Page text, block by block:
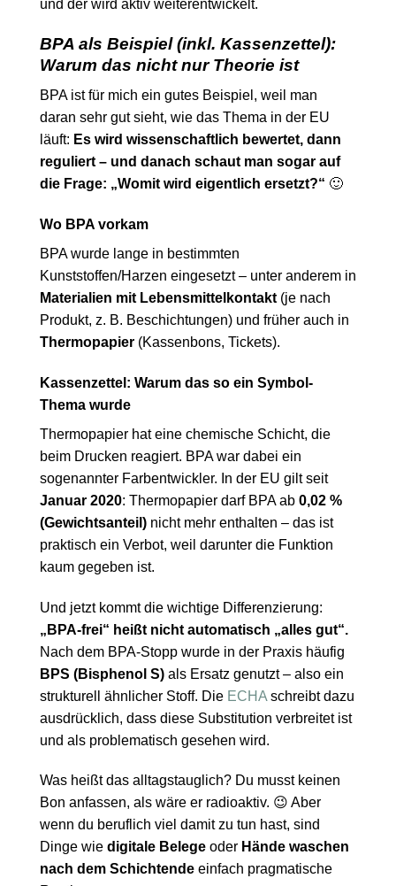
und der wird aktiv weiterentwickelt.
BPA als Beispiel (inkl. Kassenzettel):
Warum das nicht nur Theorie ist
BPA ist für mich ein gutes Beispiel, weil man
daran sehr gut sieht, wie das Thema in der EU
läuft: Es wird wissenschaftlich bewertet, dann
reguliert – und danach schaut man sogar auf
die Frage: „Womit wird eigentlich ersetzt?“ 🙂
Wo BPA vorkam
BPA wurde lange in bestimmten
Kunststoffen/Harzen eingesetzt – unter anderem in
Materialien mit Lebensmittelkontakt (je nach
Produkt, z. B. Beschichtungen) und früher auch in
Thermopapier (Kassenbons, Tickets).
Kassenzettel: Warum das so ein Symbol-
Thema wurde
Thermopapier hat eine chemische Schicht, die
beim Drucken reagiert. BPA war dabei ein
sogenannter Farbentwickler. In der EU gilt seit
Januar 2020: Thermopapier darf BPA ab 0,02 %
(Gewichtsanteil) nicht mehr enthalten – das ist
praktisch ein Verbot, weil darunter die Funktion
kaum gegeben ist.
Und jetzt kommt die wichtige Differenzierung:
„BPA-frei“ heißt nicht automatisch „alles gut“.
Nach dem BPA-Stopp wurde in der Praxis häufig
BPS (Bisphenol S) als Ersatz genutzt – also ein
strukturell ähnlicher Stoff. Die ECHA schreibt dazu
ausdrücklich, dass diese Substitution verbreitet ist
und als problematisch gesehen wird.
Was heißt das alltagstauglich? Du musst keinen
Bon anfassen, als wäre er radioaktiv. 😉 Aber
wenn du beruflich viel damit zu tun hast, sind
Dinge wie digitale Belege oder Hände waschen
nach dem Schichtende einfach pragmatische